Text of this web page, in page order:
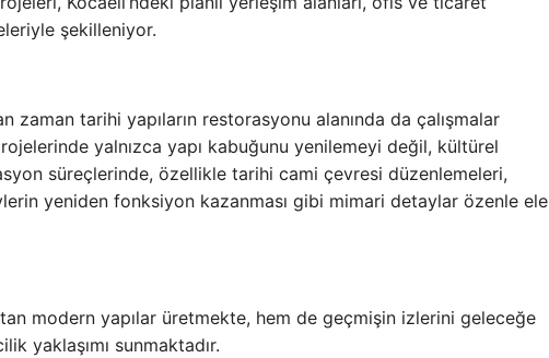
şekilleniyor.
zaman tarihi yapıların restorasyonu alanında da çalışmalar
yalnızca yapı kabuğunu yenilemeyi değil, kültürel
süreçlerinde, özellikle tarihi cami çevresi düzenlemeleri,
yeniden fonksiyon kazanması gibi mimari detaylar özenle ele
modern yapılar üretmekte, hem de geçmişin izlerini geleceğe
yaklaşımı sunmaktadır.